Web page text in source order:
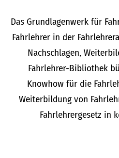
Das Grundlagenwerk für
Fahrlehrer in der
Nachschlagen,
Fahrlehrer-Bibliothek
Knowhow für die
Weiterbildung von
Fahrlehrergesetz in